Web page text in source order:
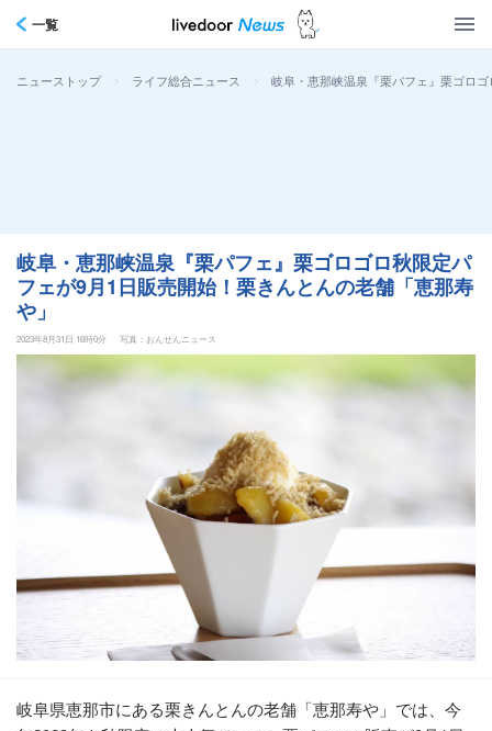
一覧
ニューストップ > ライフ総合ニュース > 岐阜・恵那峡温泉『栗パフェ』栗ゴロ
岐阜・恵那峡温泉『栗パフェ』栗ゴロゴロ秋限定パ
フェが9月1日販売開始！栗きんとんの老舗「恵那寿
や」
2023年8月31日 16時0分 写真：おんせんニュース
岐阜県恵那市にある栗きんとんの老舗「恵那寿や」では、今